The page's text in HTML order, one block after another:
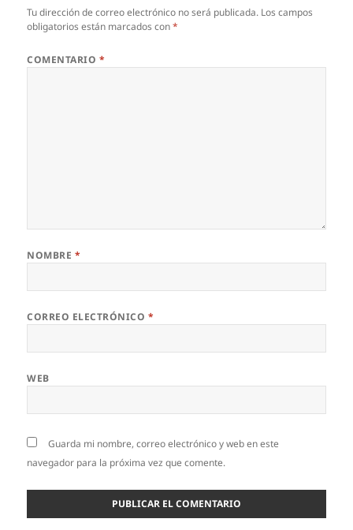
Tu dirección de correo electrónico no será publicada. Los campos
obligatorios están marcados con*
COMENTARIO *
NOMBRE *
CORREO ELECTRÓNICO *
WEB
Guarda mi nombre, correo electrónico y web en este
navegador para la próxima vez que comente.